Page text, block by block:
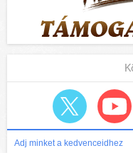
Adj minket a kedvenceidhez